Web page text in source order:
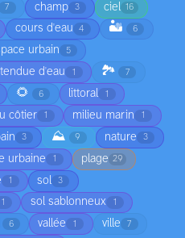
7 champ 3 ciel 16
cours d'eau 4 🏜️ 6
urbain 5
d'eau 1 🏞️ 7
🌻 6 littoral 1
côtier 1 milieu marin 1
3 ⛰️ 9 nature 3
urbaine 1 plage 29
1 sol 3
1 sol sablonneux 1
6 vallée 1 ville 7